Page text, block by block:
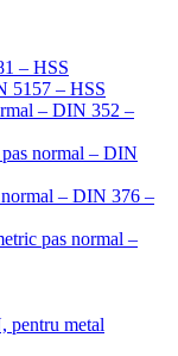
– HSS
5157 – HSS
– DIN 352 –
normal – DIN
– DIN 376 –
pas normal –
pentru metal